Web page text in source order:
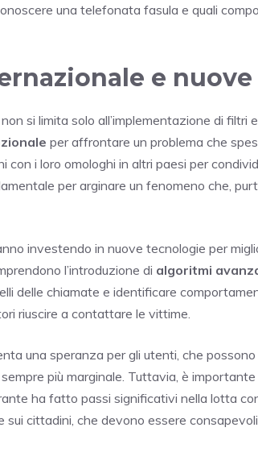
una telefonata fasula e quali
e
si limita solo all’implementazione di filtri
per affrontare un problema che
con i loro omologhi in altri paesi per
per arginare un fenomeno che,
investendo in nuove tecnologie per
l’introduzione di algoritmi
delle chiamate e identificare
riuscire a contattare le vittime.
una speranza per gli utenti, che
più marginale. Tuttavia, è
ha fatto passi significativi nella lotta
sui cittadini, che devono essere